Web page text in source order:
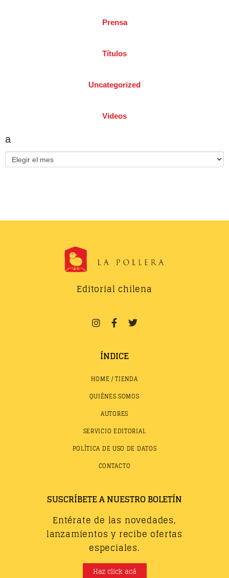
Prensa
Títulos
Uncategorized
Videos
a
Editorial chilena
ÍNDICE
HOME / TIENDA
QUIÉNES SOMOS
AUTORES
SERVICIO EDITORIAL
POLÍTICA DE USO DE DATOS
CONTACTO
SUSCRÍBETE A NUESTRO BOLETÍN
Entérate de las novedades,
lanzamientos y recibe ofertas
especiales.
Haz click acá